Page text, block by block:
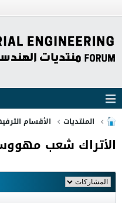
المنتديات الأقسام
الأتراك شعب